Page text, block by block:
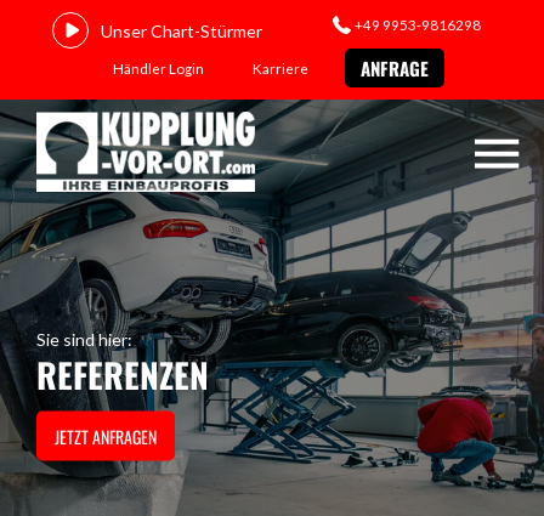
Unser Chart-Stürmer +49 9953-9816298
Händler Login Karriere ANFRAGE
Sie sind hier:
REFERENZEN
JETZT ANFRAGEN